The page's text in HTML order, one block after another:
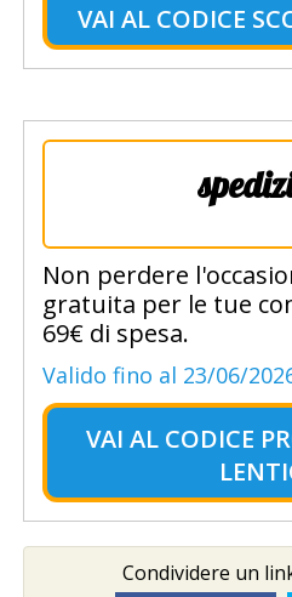
VAI AL CODICE
Non perdere
gratuita per le tue
69€ di spesa.
Valido fino al 23/06/
VAI AL CODICE
Condividere un